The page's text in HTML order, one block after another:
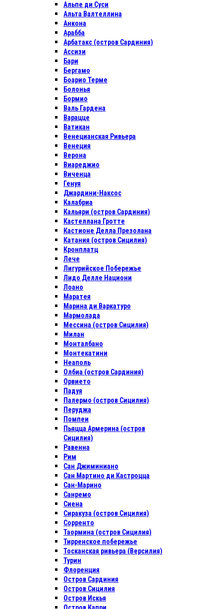
Альпе ди Суси
Альта Валтеллина
Анкона
Арабба
Арбатакс (остров Сардиния)
Ассизи
Бари
Бергамо
Боарио Терме
Болонья
Бормио
Валь Гардена
Варацце
Ватикан
Венецианская Ривьера
Венеция
Верона
Виареджио
Виченца
Генуя
Джардини-Наксос
Калабриа
Кальяри (остров Сардиния)
Кастеллана Гротте
Кастионе Делла Презолана
Катания (остров Сицилия)
Кронплатц
Лече
Лигурийское Побережье
Лидо Делле Национи
Лоано
Маратея
Марина ди Варкатуро
Мармолада
Мессина (остров Сицилия)
Милан
Монталбано
Монтекатини
Неаполь
Олбиа (остров Сардиния)
Орвието
Падуя
Палермо (остров Сицилия)
Перуджа
Помпеи
Пьяцца Армерина (остров
Сицилия)
Равенна
Рим
Сан Джиминиано
Сан Мартино ди Кастроцца
Сан-Марино
Санремо
Сиена
Сиракуза (остров Сицилия)
Сорренто
Таормина (остров Сицилия)
Тирренское побережье
Тосканская ривьера (Версилия)
Турин
Флоренция
Остров Сардиния
Остров Сицилия
Остров Искья